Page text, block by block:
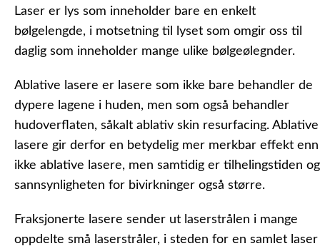
Laser er lys som inneholder bare en enkelt
bølgelengde, i motsetning til lyset som omgir oss til
daglig som inneholder mange ulike bølgeølegnder.
Ablative lasere er lasere som ikke bare behandler de
dypere lagene i huden, men som også behandler
hudoverflaten, såkalt ablativ skin resurfacing. Ablative
lasere gir derfor en betydelig mer merkbar effekt enn
ikke ablative lasere, men samtidig er tilhelingstiden og
sannsynligheten for bivirkninger også større.
Fraksjonerte lasere sender ut laserstrålen i mange
oppdelte små laserstråler, i steden for en samlet laser